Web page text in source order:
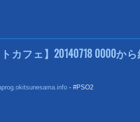
トカフェ】20140718 0000か
- #PSO2